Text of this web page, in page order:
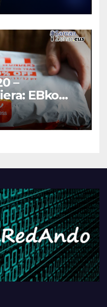
–
EBko
AAren
behin